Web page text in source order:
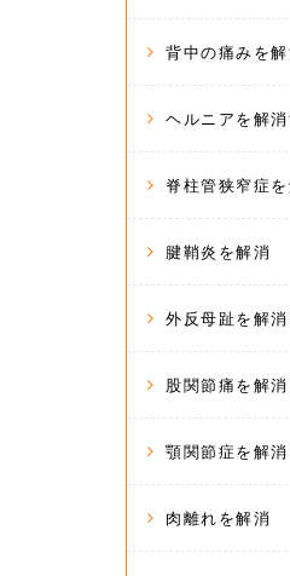
背中の痛みを解
ヘルニアを解消
脊柱管狭窄症を
腱鞘炎を解消
外反母趾を解消
股関節痛を解消
顎関節症を解消
肉離れを解消